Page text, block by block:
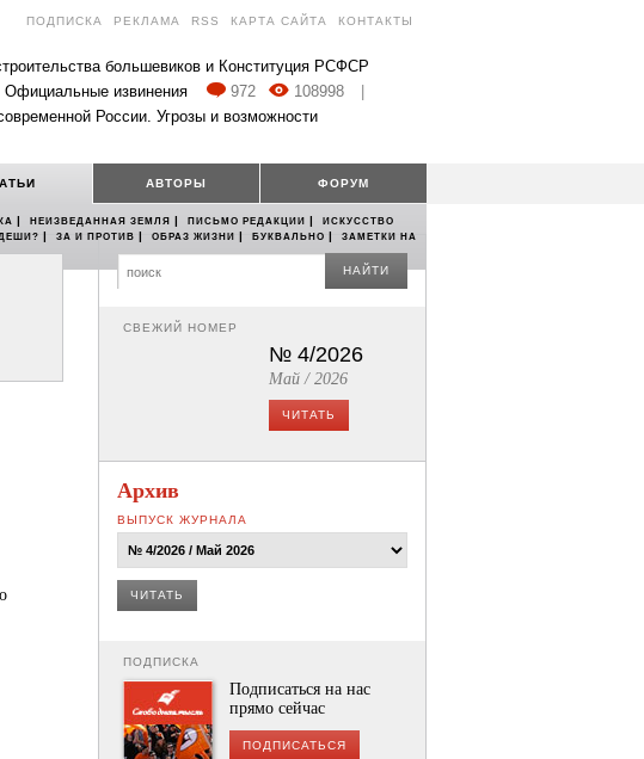
ПОДПИСКА РЕКЛАМА RSS КАРТА САЙТА КОНТАКТЫ
большевиков и Конституция РСФСР
Официальные извинения 972 108998
России. Угрозы и возможности
АВТОРЫ ФОРУМ
| НЕИЗВЕДАННАЯ ЗЕМЛЯ | ПИСЬМО РЕДАКЦИИ |
ИСКУССТВО
| ЗА И ПРОТИВ | ОБРАЗ ЖИЗНИ | БУКВАЛЬНО |
ЗАМЕТКИ НА
НАЙТИ
СВЕЖИЙ НОМЕР
№ 4/2026
Май / 2026
ЧИТАТЬ
Архив
ВЫПУСК ЖУРНАЛА
ЧИТАТЬ
ПОДПИСКА
Подписаться на нас
прямо сейчас
ПОДПИСАТЬСЯ